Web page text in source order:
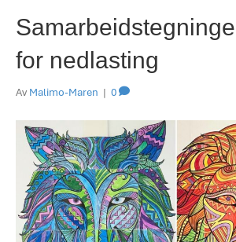
for nedlasting
Av Malimo-Maren | 0